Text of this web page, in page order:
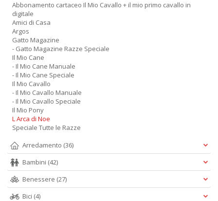
Abbonamento cartaceo Il Mio Cavallo + il mio primo cavallo in
digitale
Amici di Casa
Argos
Gatto Magazine
- Gatto Magazine Razze Speciale
Il Mio Cane
- Il Mio Cane Manuale
- Il Mio Cane Speciale
Il Mio Cavallo
- Il Mio Cavallo Manuale
- Il Mio Cavallo Speciale
Il Mio Pony
L Arca di Noe
Speciale Tutte le Razze
Arredamento (36)
Bambini (42)
Benessere (27)
Bici (4)